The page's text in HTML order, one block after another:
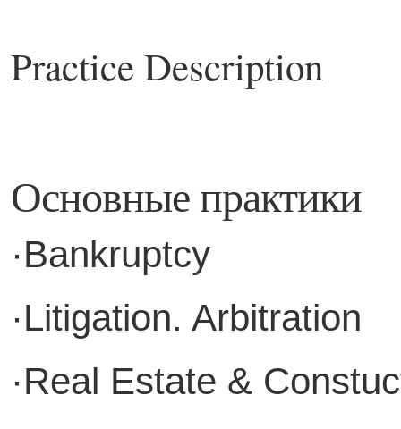
Practice Description
Основные практики
·Bankruptcy
·Litigation. Arbitration
·Real Estate &